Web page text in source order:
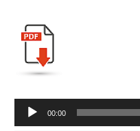
Audio
Player
00:00